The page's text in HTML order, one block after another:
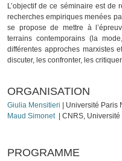
L’objectif de ce séminaire est de
recherches empiriques menées
se propose de mettre à
terrains contemporains (la
différentes approches marxistes
discuter, les confronter, les
ORGANISATION
Giulia Mensitieri | Université Paris
Maud Simonet| CNRS, Université
PROGRAMME